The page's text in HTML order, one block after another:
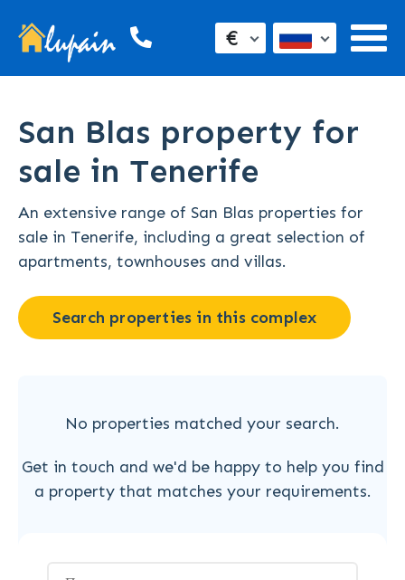
€
San Blas property for
sale in Tenerife
An extensive range of San Blas properties for
sale in Tenerife, including a great selection of
apartments, townhouses and villas.
Search properties in this complex
No properties matched your search.
Get in touch and we'd be happy to help you find
a property that matches your requirements.